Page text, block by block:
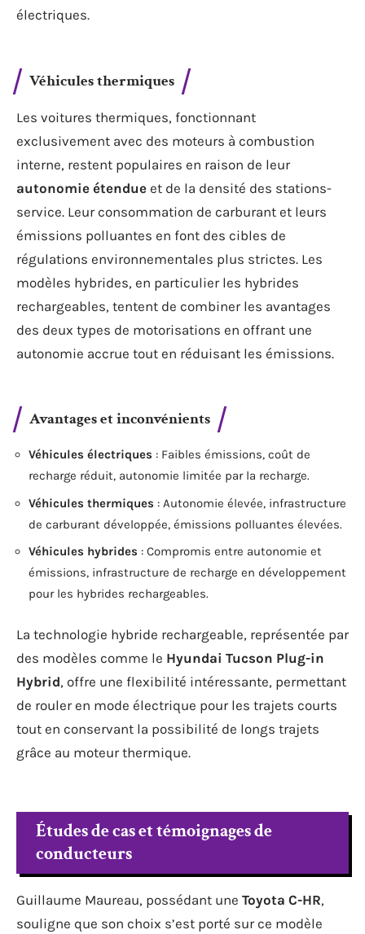
électriques.
Véhicules thermiques
Les voitures thermiques, fonctionnant
exclusivement avec des moteurs à combustion
interne, restent populaires en raison de leur
autonomie étendue et de la densité des stations-
service. Leur consommation de carburant et leurs
émissions polluantes en font des cibles de
régulations environnementales plus strictes. Les
modèles hybrides, en particulier les hybrides
rechargeables, tentent de combiner les avantages
des deux types de motorisations en offrant une
autonomie accrue tout en réduisant les émissions.
Avantages et inconvénients
Véhicules électriques : Faibles émissions, coût de
recharge réduit, autonomie limitée par la recharge.
Véhicules thermiques : Autonomie élevée, infrastructure
de carburant développée, émissions polluantes élevées.
Véhicules hybrides : Compromis entre autonomie et
émissions, infrastructure de recharge en développement
pour les hybrides rechargeables.
La technologie hybride rechargeable, représentée par
des modèles comme le Hyundai Tucson Plug-in
Hybrid, offre une flexibilité intéressante, permettant
de rouler en mode électrique pour les trajets courts
tout en conservant la possibilité de longs trajets
grâce au moteur thermique.
Études de cas et témoignages de
conducteurs
Guillaume Maureau, possédant une Toyota C-HR,
souligne que son choix s’est porté sur ce modèle